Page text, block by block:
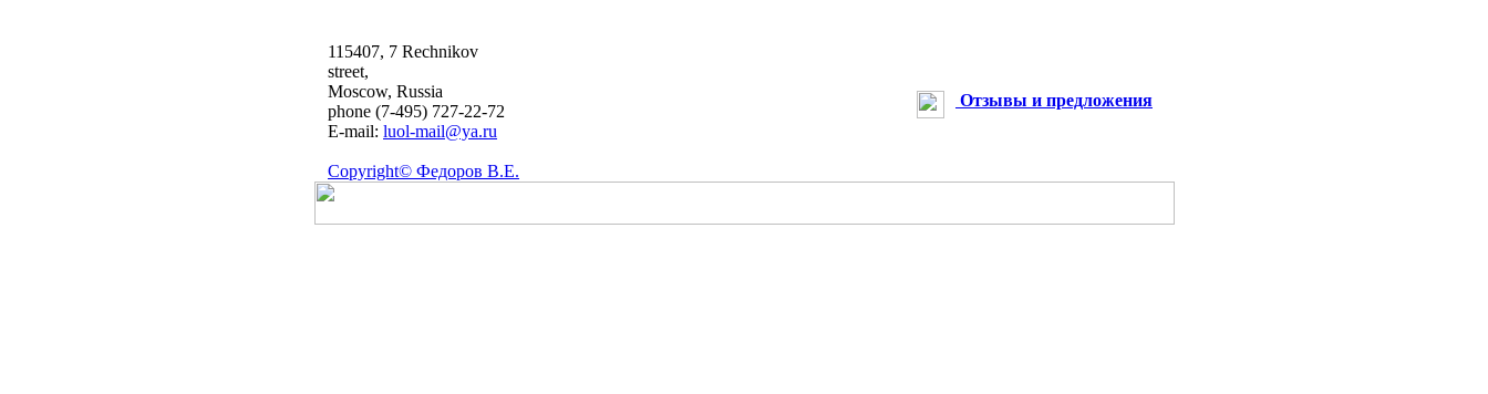
115407, 7 Rechnikov
street,
Moscow, Russia
phone (7-495) 727-22-72
E-mail: luol-mail@ya.ru
Copyright© Федоров В.Е.
Отзывы и предложения